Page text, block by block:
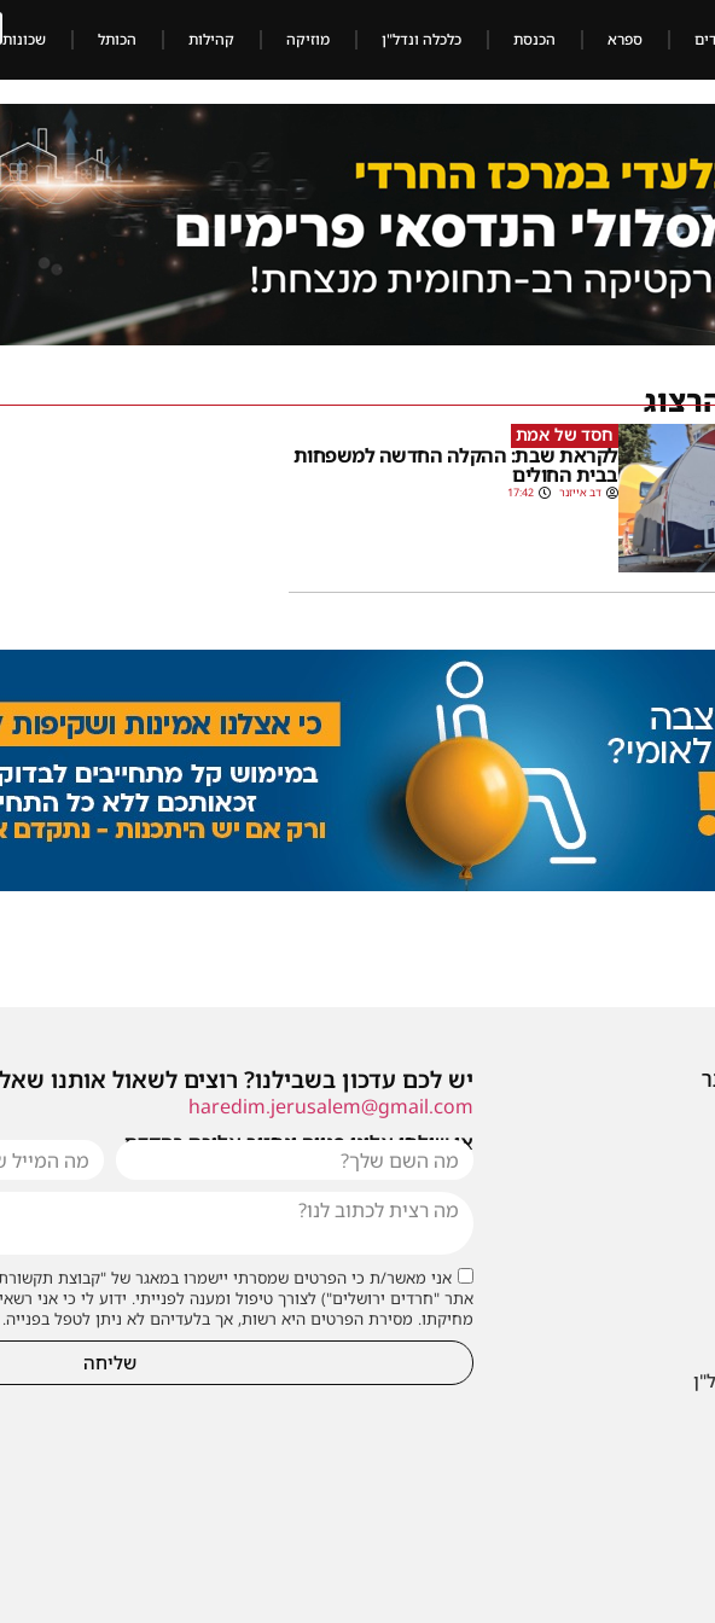
ספרא הכנסת כלכלה ונדל"ן מוזיקה קהילות הכותל שכונות
חסד של אמת
לקראת שבת: ההקלה החדשה למשפחות
בבית החולים
דב אייזנר 17:42
יש לכם עדכון בשבילנו? רוצים לשאול אותנו
haredim.jerusalem@gmail.com
או שילחו אלינו פנייה ונחזור אליכם בהקדם
אני מאשר/ת כי הפרטים שמסרתי יישמרו במאגר של "קבוצת
אתר "חרדים ירושלים") לצורך טיפול ומענה לפנייתי. ידוע לי כי אני
מחיקתו. מסירת הפרטים היא רשות, אך בלעדיהם לא ניתן לטפל
שליחה